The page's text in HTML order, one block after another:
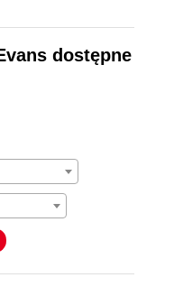
dostępne